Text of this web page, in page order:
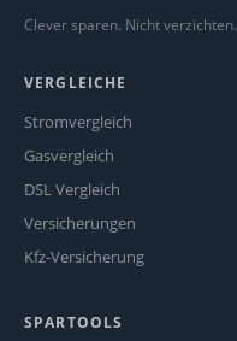
Clever sparen. Nicht verzichten.
VERGLEICHE
Stromvergleich
Gasvergleich
DSL Vergleich
Versicherungen
Kfz-Versicherung
SPARTOOLS